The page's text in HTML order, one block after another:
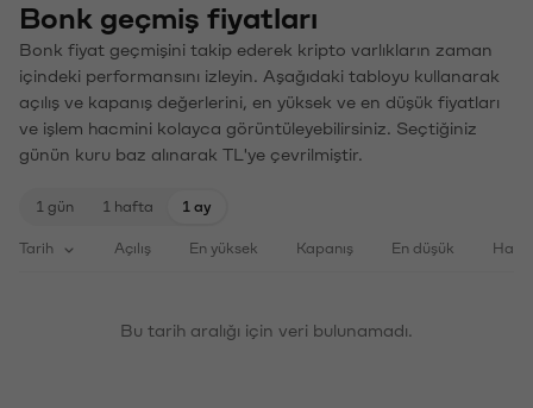
Bonk geçmiş fiyatları
Bonk fiyat geçmişini takip ederek kripto varlıkların zaman
içindeki performansını izleyin. Aşağıdaki tabloyu kullanarak
açılış ve kapanış değerlerini, en yüksek ve en düşük fiyatları
ve işlem hacmini kolayca görüntüleyebilirsiniz. Seçtiğiniz
günün kuru baz alınarak TL'ye çevrilmiştir.
1 gün 1 hafta 1 ay
Tarih Açılış En yüksek Kapanış En düşük
Bu tarih aralığı için veri bulunamadı.